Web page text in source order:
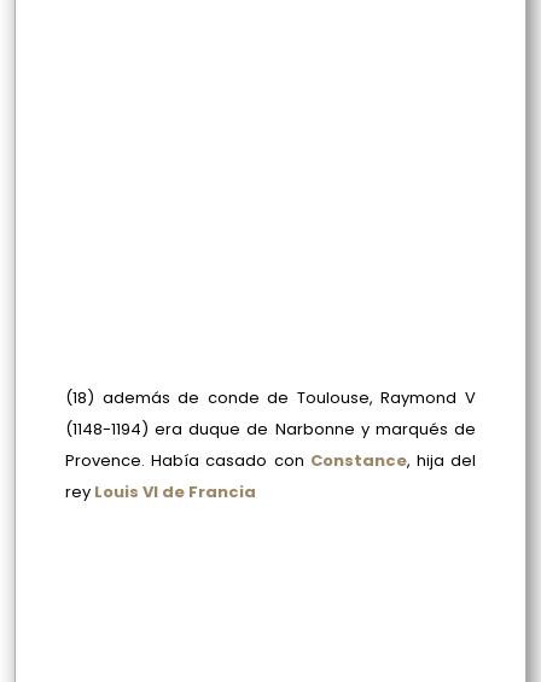
(18) además de conde de Toulouse, Raymond V
(1148-1194) era duque de Narbonne y marqués de
Provence. Había casado con Constance, hija del
rey Louis VI de Francia